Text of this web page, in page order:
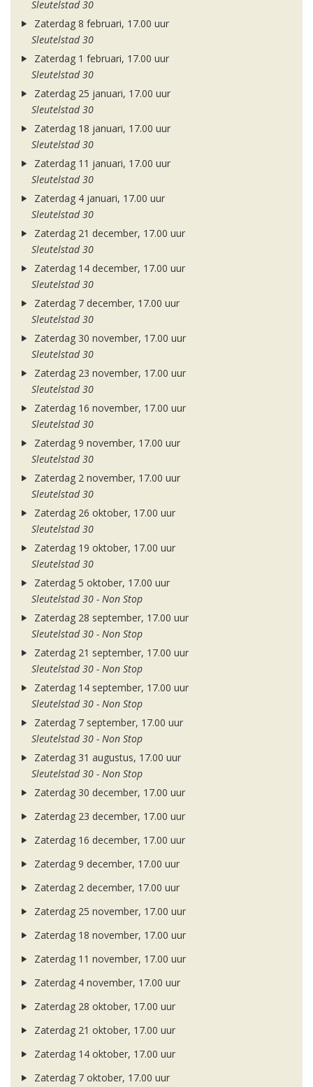
Sleutelstad 30
Zaterdag 8 februari, 17.00 uur
Sleutelstad 30
Zaterdag 1 februari, 17.00 uur
Sleutelstad 30
Zaterdag 25 januari, 17.00 uur
Sleutelstad 30
Zaterdag 18 januari, 17.00 uur
Sleutelstad 30
Zaterdag 11 januari, 17.00 uur
Sleutelstad 30
Zaterdag 4 januari, 17.00 uur
Sleutelstad 30
Zaterdag 21 december, 17.00 uur
Sleutelstad 30
Zaterdag 14 december, 17.00 uur
Sleutelstad 30
Zaterdag 7 december, 17.00 uur
Sleutelstad 30
Zaterdag 30 november, 17.00 uur
Sleutelstad 30
Zaterdag 23 november, 17.00 uur
Sleutelstad 30
Zaterdag 16 november, 17.00 uur
Sleutelstad 30
Zaterdag 9 november, 17.00 uur
Sleutelstad 30
Zaterdag 2 november, 17.00 uur
Sleutelstad 30
Zaterdag 26 oktober, 17.00 uur
Sleutelstad 30
Zaterdag 19 oktober, 17.00 uur
Sleutelstad 30
Zaterdag 5 oktober, 17.00 uur
Sleutelstad 30 - Non Stop
Zaterdag 28 september, 17.00 uur
Sleutelstad 30 - Non Stop
Zaterdag 21 september, 17.00 uur
Sleutelstad 30 - Non Stop
Zaterdag 14 september, 17.00 uur
Sleutelstad 30 - Non Stop
Zaterdag 7 september, 17.00 uur
Sleutelstad 30 - Non Stop
Zaterdag 31 augustus, 17.00 uur
Sleutelstad 30 - Non Stop
Zaterdag 30 december, 17.00 uur
Zaterdag 23 december, 17.00 uur
Zaterdag 16 december, 17.00 uur
Zaterdag 9 december, 17.00 uur
Zaterdag 2 december, 17.00 uur
Zaterdag 25 november, 17.00 uur
Zaterdag 18 november, 17.00 uur
Zaterdag 11 november, 17.00 uur
Zaterdag 4 november, 17.00 uur
Zaterdag 28 oktober, 17.00 uur
Zaterdag 21 oktober, 17.00 uur
Zaterdag 14 oktober, 17.00 uur
Zaterdag 7 oktober, 17.00 uur